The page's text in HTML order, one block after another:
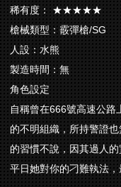
稀有度： ★★★★★
槍械類型：霰彈槍/SG
人設：水熊
製造時間：無
角色設定
自稱曾在666號高速公路
的不明組織，所持警證
的習慣不說，因其過人
平日她對你的刁難執法，